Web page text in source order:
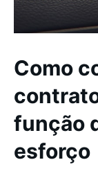
Como
função
esforço